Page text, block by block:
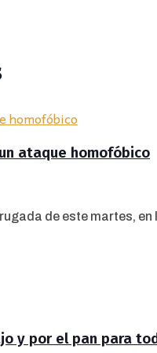
ataque homofóbico
de este martes,
y por el pan para